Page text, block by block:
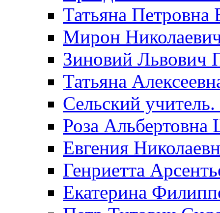
Татьяна Петровна
Мирон
Зиновий Львович
Татьяна
Сельский
Роза
Евгения
Генриетта
Екатерина